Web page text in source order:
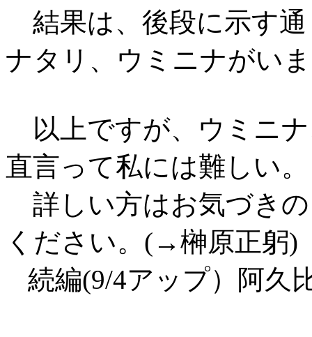
結果は、後段に示す
ナタリ、ウミニナがい
以上ですが、ウミニ
直言って私には難しい。
詳しい方はお気づき
ください。(→榊原正躬)
続編(9/4アップ）阿久